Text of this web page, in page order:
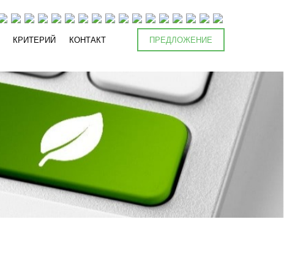
КРИТЕРИЙ КОНТАКТ ПРЕДЛОЖЕНИЕ